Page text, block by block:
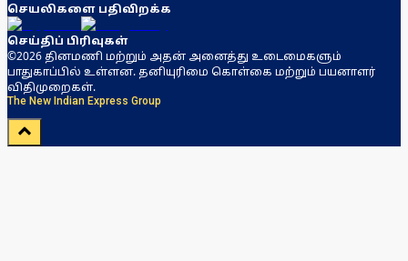
செயலிகளை பதிவிறக்க
செய்திப் பிரிவுகள்
©2026 தினமணி மற்றும் அதன் அனைத்து உடைமைகளும்
பாதுகாப்பில் உள்ளன. தனியுரிமை கொள்கை மற்றும் பயனாளர்
விதிமுறைகள்.
The New Indian Express Group